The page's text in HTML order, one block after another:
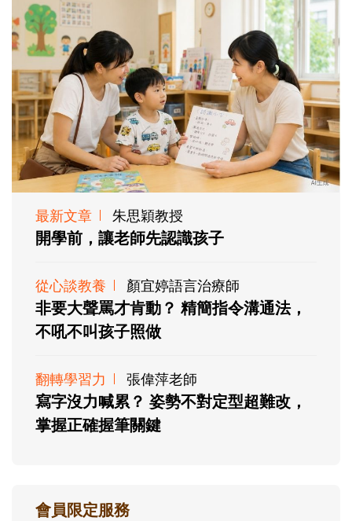
最新文章 朱思穎教授
開學前，讓老師先認識孩子
從心談教養 顏宜婷語言治療師
非要大聲罵才肯動？ 精簡指令溝通法，
不吼不叫孩子照做
翻轉學習力 張偉萍老師
寫字沒力喊累？ 姿勢不對定型超難改，
掌握正確握筆關鍵
會員限定服務